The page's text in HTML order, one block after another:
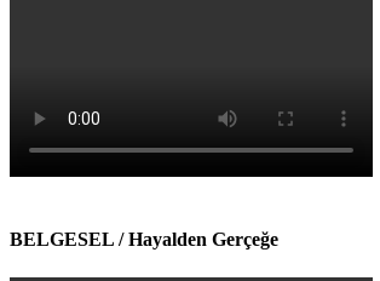
BELGESEL / Hayalden Gerçeğe